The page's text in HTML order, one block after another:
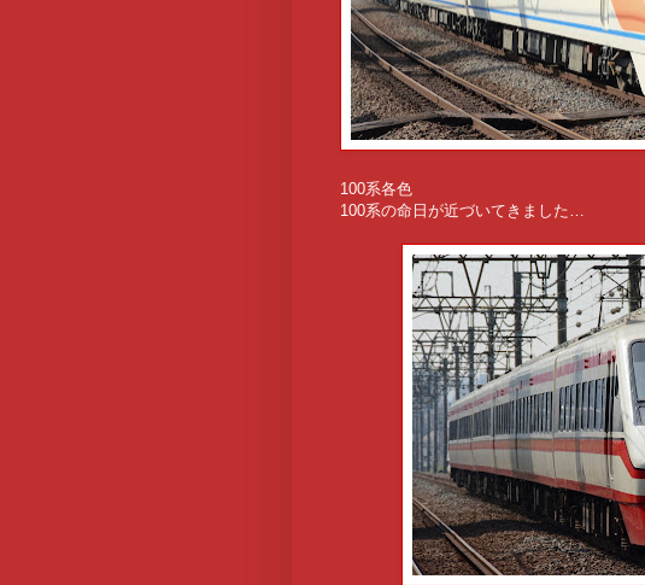
100系各色
100系の命日が近づいてきました…